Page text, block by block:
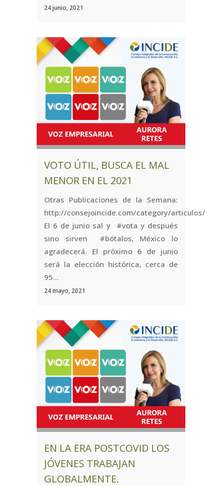
24 junio, 2021
VOTO ÚTIL, BUSCA EL MAL
MENOR EN EL 2021
Otras Publicaciones de la Semana:
http://consejoincide.com/category/articulos/
El 6 de junio sal y #vota y después
sino sirven #bótalos, México lo
agradecerá. El próximo 6 de junio
será la elección histórica, cerca de
95...
24 mayo, 2021
EN LA ERA POSTCOVID LOS
JÓVENES TRABAJAN
GLOBALMENTE.